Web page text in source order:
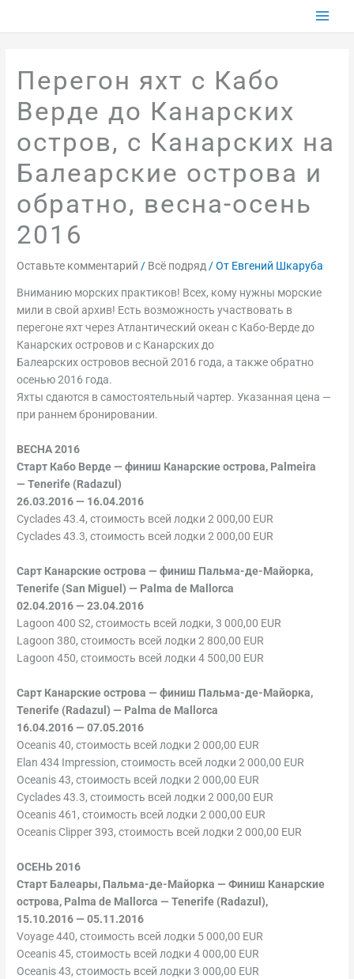
Перегон яхт с Кабо
Верде до Канарских
остров, с Канарских на
Балеарские острова и
обратно, весна-осень
2016
Оставьте комментарий / Всё подряд / От Евгений Шкаруба
Вниманию морских практиков! Всех, кому нужны морские
мили в свой архив! Есть возможность участвовать в
перегоне яхт через Атлантический океан с Кабо-Верде до
Канарских островов и с Канарских до
Балеарских островов весной 2016 года, а также обратно
осенью 2016 года.
Яхты сдаются в самостоятельный чартер. Указанная цена —
при раннем бронировании.
ВЕСНА 2016
Старт Кабо Верде — финиш Канарские острова, Palmeira
— Tenerife (Radazul)
26.03.2016 — 16.04.2016
Cyclades 43.4, стоимость всей лодки 2 000,00 EUR
Cyclades 43.3, стоимость всей лодки 2 000,00 EUR
Сарт Канарские острова — финиш Пальма-де-Майорка,
Tenerife (San Miguel) — Palma de Mallorca
02.04.2016 — 23.04.2016
Lagoon 400 S2, стоимость всей лодки, 3 000,00 EUR
Lagoon 380, стоимость всей лодки 2 800,00 EUR
Lagoon 450, стоимость всей лодки 4 500,00 EUR
Сарт Канарские острова — финиш Пальма-де-Майорка,
Tenerife (Radazul) — Palma de Mallorca
16.04.2016 — 07.05.2016
Oceanis 40, стоимость всей лодки 2 000,00 EUR
Elan 434 Impression, стоимость всей лодки 2 000,00 EUR
Oceanis 43, стоимость всей лодки 2 000,00 EUR
Cyclades 43.3, стоимость всей лодки 2 000,00 EUR
Oceanis 461, стоимость всей лодки 2 000,00 EUR
Oceanis Clipper 393, стоимость всей лодки 2 000,00 EUR
ОСЕНЬ 2016
Старт Балеары, Пальма-де-Майорка — Финиш Канарские
острова, Palma de Mallorca — Tenerife (Radazul),
15.10.2016 — 05.11.2016
Voyage 440, стоимость всей лодки 5 000,00 EUR
Oceanis 45, стоимость всей лодки 4 000,00 EUR
Oceanis 43, стоимость всей лодки 3 000,00 EUR